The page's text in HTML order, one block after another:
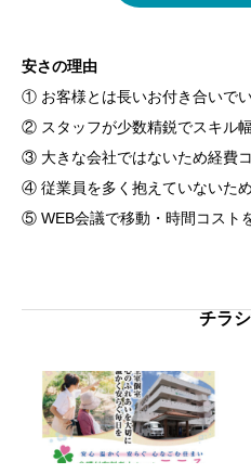
安さの理由
① お客様とは長いお付き合いで
② スタッフが少数精鋭でスキル
③ 大きな会社ではないため経費
④ 従業員を多く抱えていないた
⑤ WEB会議で移動・時間コスト
チラ